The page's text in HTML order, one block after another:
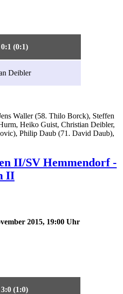
0:1 (0:1)
Deibler
Waller (58. Thilo Borck), Steffen
Heiko Guist, Christian Deibler,
Philip Daub (71. David Daub),
II/SV Hemmendorf -
II
2015, 19:00 Uhr
3:0 (1:0)